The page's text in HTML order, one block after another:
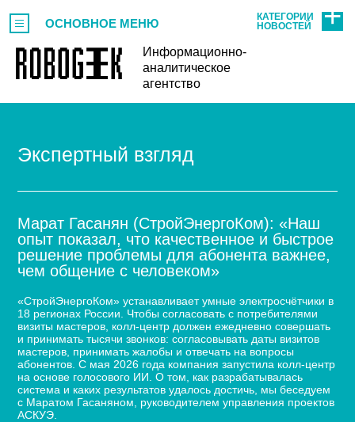
Информационно-
аналитическое
агентство
ОСНОВНОЕ МЕНЮ
КАТЕГОРИИ
НОВОСТЕЙ
Экспертный взгляд
Марат Гасанян (СтройЭнергоКом): «Наш
опыт показал, что качественное и быстрое
решение проблемы для абонента важнее,
чем общение с человеком»
«СтройЭнергоКом» устанавливает умные электросчётчики в
18 регионах России. Чтобы согласовать с потребителями
визиты мастеров, колл-центр должен ежедневно совершать
и принимать тысячи звонков: согласовывать даты визитов
мастеров, принимать жалобы и отвечать на вопросы
абонентов. С мая 2026 года компания запустила колл-центр
на основе голосового ИИ. О том, как разрабатывалась
система и каких результатов удалось достичь, мы беседуем
с Маратом Гасаняном, руководителем управления проектов
АСКУЭ.